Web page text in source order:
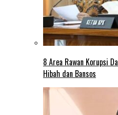
8 Area Rawan Korupsi
Hibah dan Bansos